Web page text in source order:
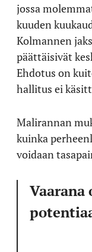
jossa
kuuden
Kolmannen
päättäisivät
Ehdotus on
hallitus ei
Malirannan
kuinka
voidaan
Vaarana